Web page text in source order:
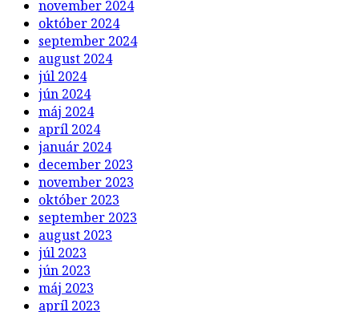
november 2024
október 2024
september 2024
august 2024
júl 2024
jún 2024
máj 2024
apríl 2024
január 2024
december 2023
november 2023
október 2023
september 2023
august 2023
júl 2023
jún 2023
máj 2023
apríl 2023